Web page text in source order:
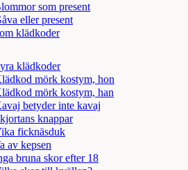
som present
eller present
klädkoder
klädkoder
mörk kostym, hon
mörk kostym, han
betyder inte kavaj
knappar
ficknäsduk
av kepsen
bruna skor efter 18